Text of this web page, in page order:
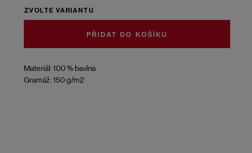
Materiál: 100 % bavlna
Gramáž: 150 g/m2
ZVOLTE VARIANTU
DO KOŠÍKU